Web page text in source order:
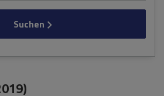
Suchen